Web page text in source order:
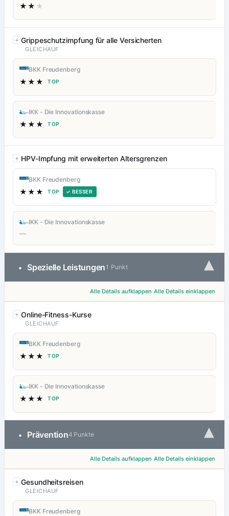
★★ ★
Grippeschutzimpfung für alle Versicherten
GLEICHAUF
BKK Freudenberg
★★★ TOP
IKK - Die Innovationskasse
★★★ TOP
HPV-Impfung mit erweiterten Altersgrenzen
BKK Freudenberg
★★★ TOP ✓ BESSER
IKK - Die Innovationskasse
—
• Spezielle Leistungen 1 Punkt ▾
Alle Details aufklappen Alle Details einklappen
Online-Fitness-Kurse
GLEICHAUF
BKK Freudenberg
★★★ TOP
IKK - Die Innovationskasse
★★★ TOP
• Prävention4 Punkte ▾
Alle Details aufklappen Alle Details einklappen
Gesundheitsreisen
GLEICHAUF
BKK Freudenberg